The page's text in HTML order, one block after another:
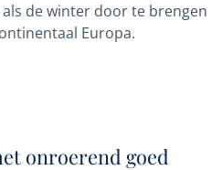
de winter door te brengen
Europa.
onroerend goed